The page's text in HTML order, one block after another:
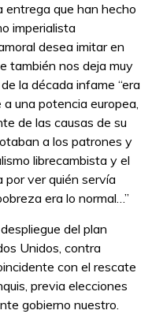
entrega que han hecho
imperialista
desea imitar en
también nos deja muy
la década infame “era
una potencia europea,
de las causas de su
a los patrones y
librecambista y el
por ver quién servía
era lo normal…”
del plan
Unidos, contra
con el rescate
previa elecciones
gobierno nuestro.